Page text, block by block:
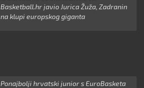
Basketball.hr javio Jurica Žuža, Zadranin
na klupi europskog giganta
Ponajbolji hrvatski junior s EuroBasketa